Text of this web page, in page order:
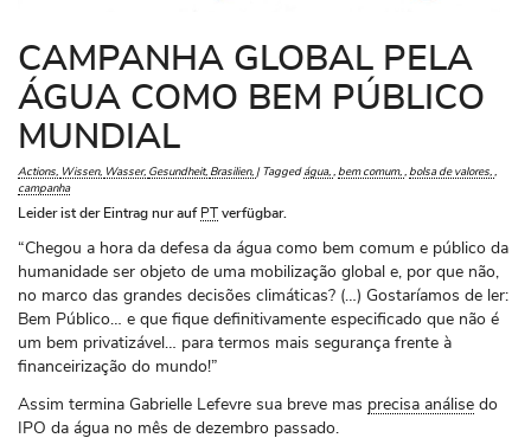
CAMPANHA GLOBAL PELA
ÁGUA COMO BEM PÚBLICO
MUNDIAL
Actions Wissen Wasser Gesundheit Brasilien | Tagged água bem comum bolsa de valores
campanha
Leider ist der Eintrag nur auf PT verfügbar.
“Chegou a hora da defesa da água como bem comum e público da
humanidade ser objeto de uma mobilização global e, por que não,
no marco das grandes decisões climáticas? (…) Gostaríamos de ler:
Bem Público… e que fique definitivamente especificado que não é
um bem privatizável… para termos mais segurança frente à
financeirização do mundo!”
Assim termina Gabrielle Lefevre sua breve mas precisa análise do
IPO da água no mês de dezembro passado.